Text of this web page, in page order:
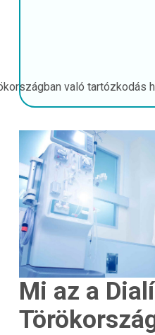
való tartózkodás
Mi az a